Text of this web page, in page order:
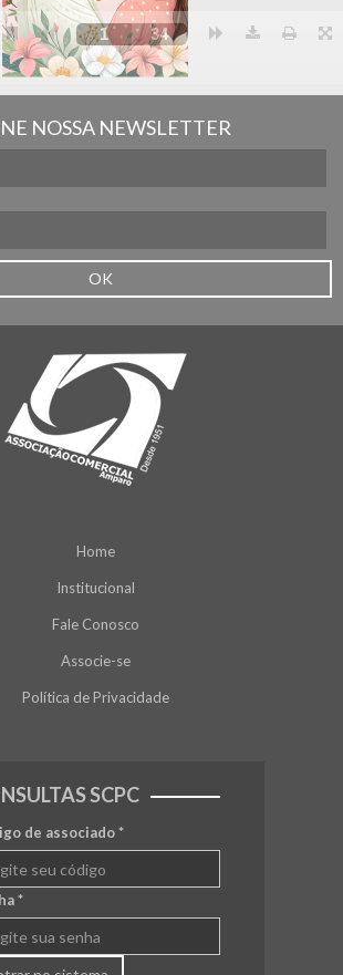
NOSSA NEWSLETTER
OK
Home
Institucional
Fale Conosco
Associe-se
Política de Privacidade
SCPC
de associado*
*